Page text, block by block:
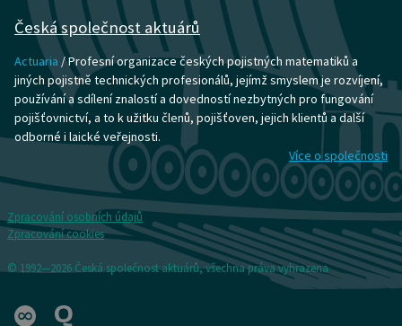
Česká společnost aktuárů
Actuaria / Profesní organizace českých pojistných matematiků a
jiných pojistně technických profesionálů, jejímž smyslem je rozvíjení,
používání a sdílení znalostí a dovedností nezbytných pro fungování
pojišťovnictví, a to k užitku členů, pojišťoven, jejich klientů a další
odborné i laické veřejnosti.
Více o společnosti
Zpracování osobních údajů
Zpracování cookies
© 1992—2026 Česká společnost aktuárů, všechna práva vyhrazena